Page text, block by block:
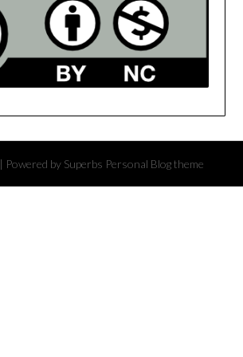
| Powered by Superbs Personal Blog theme